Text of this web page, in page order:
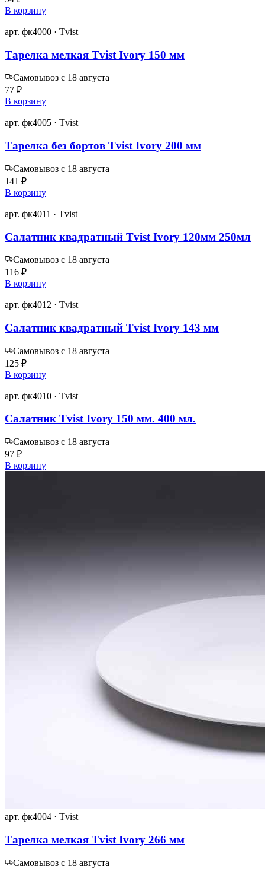
В корзину
арт. фк4000 · Tvist
Тарелка мелкая Tvist Ivory 150 мм
Самовывоз с 18 августа
77 ₽
В корзину
арт. фк4005 · Tvist
Тарелка без бортов Tvist Ivory 200 мм
Самовывоз с 18 августа
141 ₽
В корзину
арт. фк4011 · Tvist
Салатник квадратный Tvist Ivory 120мм 250мл
Самовывоз с 18 августа
116 ₽
В корзину
арт. фк4012 · Tvist
Салатник квадратный Tvist Ivory 143 мм
Самовывоз с 18 августа
125 ₽
В корзину
арт. фк4010 · Tvist
Салатник Tvist Ivory 150 мм. 400 мл.
Самовывоз с 18 августа
97 ₽
В корзину
арт. фк4004 · Tvist
Тарелка мелкая Tvist Ivory 266 мм
Самовывоз с 18 августа